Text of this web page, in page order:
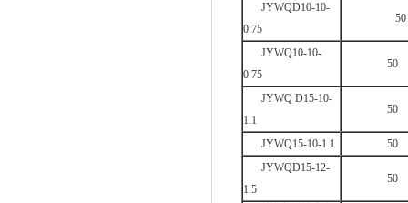
JYWQD10-10-
0.75
50
JYWQ10-10-
0.75
50
JYWQ D15-10-
1.1
50
JYWQ15-10-1.1
50
JYWQD15-12-
1.5
50